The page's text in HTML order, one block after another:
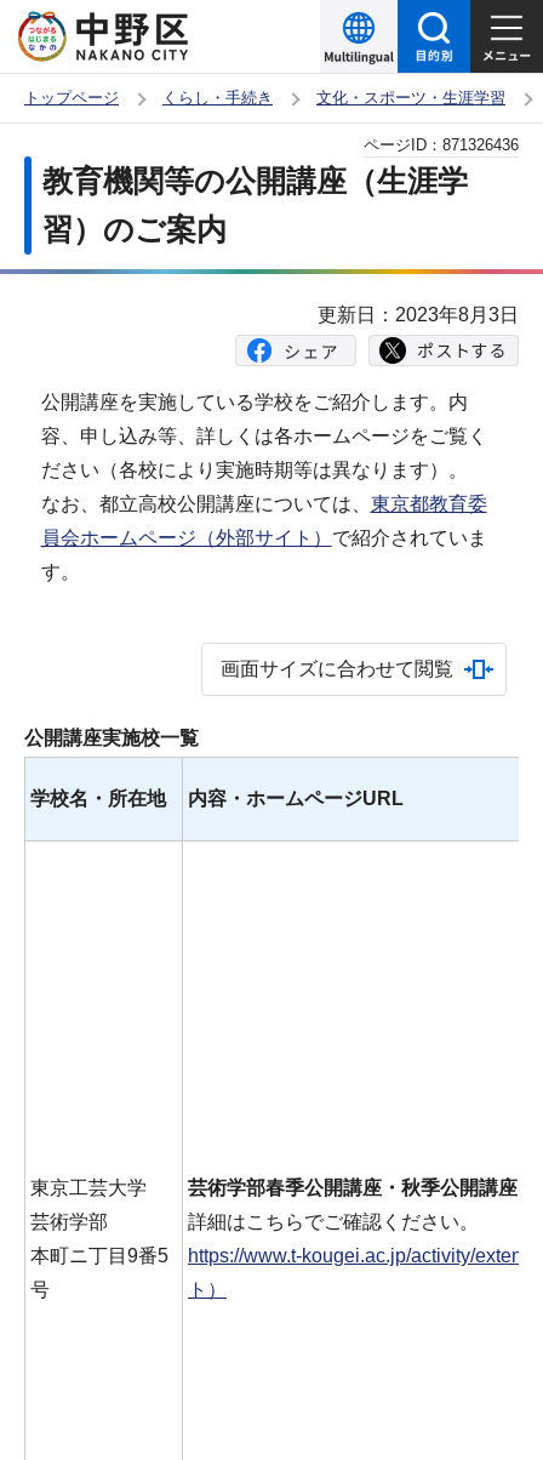
の
ー
トップページ くらし・手続き 文化・スポーツ・生涯学習
か
教育機関等の公開講座（生涯学
習）のご案内
ページID： 871326436
更新日：2023年8月3日
公開講座を実施している学校をご紹介します。内
容、申し込み等、詳しくは各ホームページをご覧く
ださい（各校により実施時期等は異なります）。
なお、都立高校公開講座については、 東京都教育委
員会ホームページ（外部サイト） で紹介されていま
す。
画面サイズに合わせて閲覧
公開講座実施校一覧
学校名・所在地 内容・ホームページURL
東京工芸大学
芸術学部
本町ニ丁目9番5
号
芸術学部春季公開講座・秋季公開講座
詳細はこちらでご確認ください。
https://www.t-kougei.ac.jp/activity/
ト）